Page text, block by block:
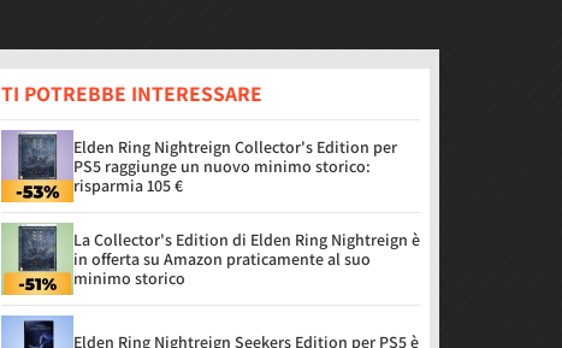
TI POTREBBE INTERESSARE
Elden Ring Nightreign Collector's Edition per
PS5 raggiunge un nuovo minimo storico:
risparmia 105 €
La Collector's Edition di Elden Ring Nightreign è
in offerta su Amazon praticamente al suo
minimo storico
Elden Ring Nightreign Seekers Edition per PS5 è